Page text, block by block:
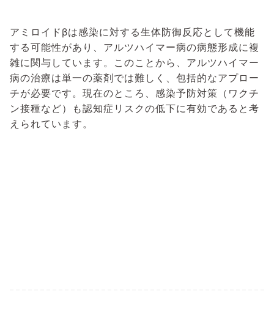
アミロイドβは感染に対する生体防御反応として機能
する可能性があり、アルツハイマー病の病態形成に複
雑に関与しています。このことから、アルツハイマー
病の治療は単一の薬剤では難しく、包括的なアプロー
チが必要です。現在のところ、感染予防対策（ワクチ
ン接種など）も認知症リスクの低下に有効であると考
えられています。